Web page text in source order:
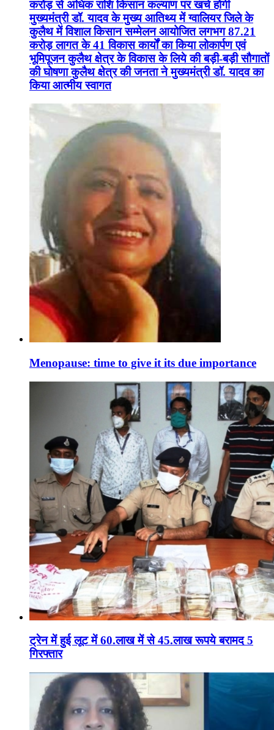
करोड़ से अधिक राशि किसान कल्याण पर खर्च होगी
मुख्यमंत्री डॉ. यादव के मुख्य आतिथ्य में ग्वालियर जिले के
कुलैथ में विशाल किसान सम्मेलन आयोजित लगभग 87.21
करोड़ लागत के 41 विकास कार्यों का किया लोकार्पण एवं
भूमिपूजन कुलैथ क्षेत्र के विकास के लिये की बड़ी-बड़ी सौगातों
की घोषणा कुलैथ क्षेत्र की जनता ने मुख्यमंत्री डॉ. यादव का
किया आत्मीय स्वागत
Menopause: time to give it its due importance
ट्रेन में हुई लूट में 60.लाख में से 45.लाख रूपये बरामद 5
गिरफ्तार